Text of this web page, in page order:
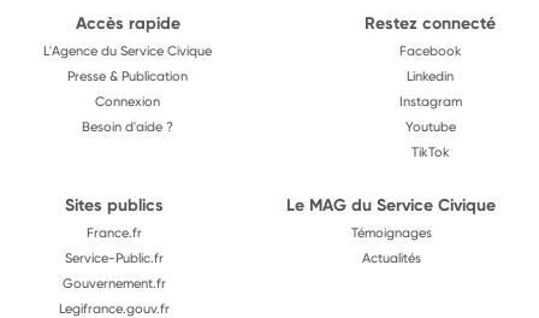
Accès rapide
L'Agence du Service Civique
Presse & Publication
Connexion
Besoin d'aide ?
Restez connecté
Facebook
Linkedin
Instagram
Youtube
TikTok
Sites publics
France.fr
Service-Public.fr
Gouvernement.fr
Legifrance.gouv.fr
Le MAG du Service Civique
Témoignages
Actualités